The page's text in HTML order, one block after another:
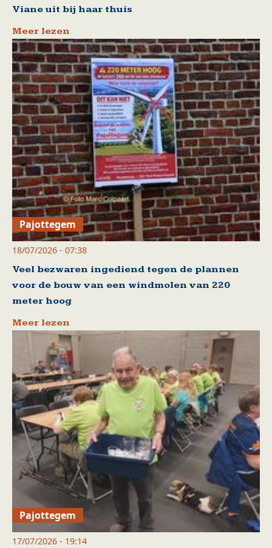
Viane uit bij haar thuis
Meer lezen
Pajottegem
18/07/2026 - 07:38
Veel bezwaren ingediend tegen de plannen
voor de bouw van een windmolen van 220
meter hoog
Meer lezen
Pajottegem
17/07/2026 - 19:14